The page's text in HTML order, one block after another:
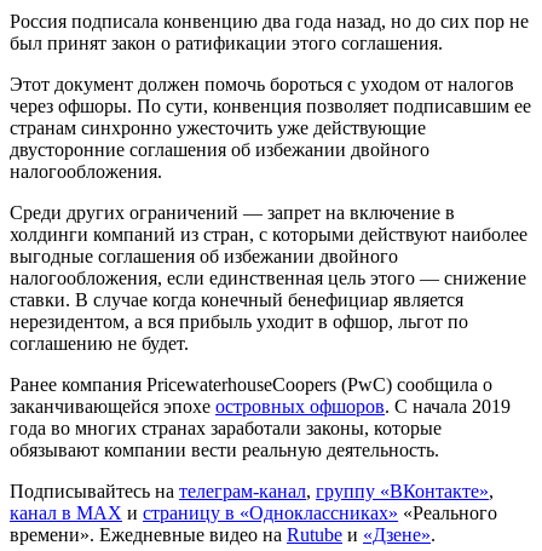
Россия подписала конвенцию два года назад, но до сих пор не
был принят закон о ратификации этого соглашения.
Этот документ должен помочь бороться с уходом от налогов
через офшоры. По сути, конвенция позволяет подписавшим ее
странам синхронно ужесточить уже действующие
двусторонние соглашения об избежании двойного
налогообложения.
Среди других ограничений — запрет на включение в
холдинги компаний из стран, с которыми действуют наиболее
выгодные соглашения об избежании двойного
налогообложения, если единственная цель этого — снижение
ставки. В случае когда конечный бенефициар является
нерезидентом, а вся прибыль уходит в офшор, льгот по
соглашению не будет.
Ранее компания PricewaterhouseCoopers (PwC) сообщила о
заканчивающейся эпохе островных офшоров. С начала 2019
года во многих странах заработали законы, которые
обязывают компании вести реальную деятельность.
Подписывайтесь на телеграм-канал, группу «ВКонтакте»,
канал в MAX и страницу в «Одноклассниках» «Реального
времени». Ежедневные видео на Rutube и «Дзене».